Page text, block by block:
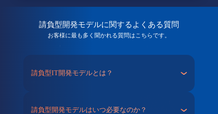
請負型開発モデルに関するよくある質問
お客様に最も多く聞かれる質問はこちらです。
請負型IT開発モデルとは？
請負型開発モデルはいつ必要なのか？